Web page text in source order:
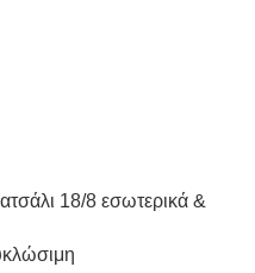
18/8 εσωτερικά &